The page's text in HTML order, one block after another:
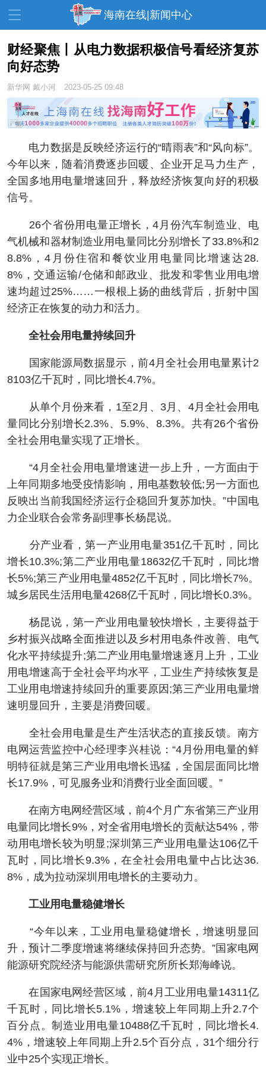
海南在线|新闻中心
资讯中心
文体 消费
教育 健康 房产
家装 交通 美食
生活 演出 活动
展会
天涯企服
财经聚焦丨从电力数据积极信号看经济复苏
向好态势
新华网 戴小河 2023-05-25 09:48
电力数据是反映经济运行的“晴雨表”和“风向标”。
今年以来，随着消费逐步回暖、企业开足马力生产，
全国多地用电量增速回升，释放经济恢复向好的积极
信号。
26个省份用电量正增长，4月份汽车制造业、电
气机械和器材制造业用电量同比分别增长了33.8%和2
8.8%，4月份住宿和餐饮业用电量同比增速达28.
8%，交通运输/仓储和邮政业、批发和零售业用电增
速均超过25%……一根根上扬的曲线背后，折射中国
经济正在恢复的动力和活力。
全社会用电量持续回升
国家能源局数据显示，前4月全社会用电量累计2
8103亿千瓦时，同比增长4.7%。
从单个月份来看，1至2月、3月、4月全社会用电
量同比分别增长2.3%、5.9%、8.3%。共有26个省份
全社会用电量实现了正增长。
“4月全社会用电量增速进一步上升，一方面由于
上年同期多地受疫情影响，用电基数较低;另一方面也
反映出当前我国经济运行企稳回升复苏加快。”中国电
力企业联合会常务副理事长杨昆说。
分产业看，第一产业用电量351亿千瓦时，同比
增长10.3%;第二产业用电量18632亿千瓦时，同比增
长5%;第三产业用电量4852亿千瓦时，同比增长7%。
城乡居民生活用电量4268亿千瓦时，同比增长0.3%。
杨昆说，第一产业用电量较快增长，主要得益于
乡村振兴战略全面推进以及乡村用电条件改善、电气
化水平持续提升;第二产业用电量增速逐月上升，工业
用电增速高于全社会平均水平，工业生产持续恢复是
工业用电增速持续回升的重要原因;第三产业用电量增
速明显回升，主要是消费回暖。
全社会用电量是生产生活状态的直接反馈。南方
电网运营监控中心经理李兴桂说：“4月份用电量的鲜
明特征就是第三产业用电增长迅猛，全国层面同比增
长17.9%，可见服务业和消费行业全面回暖。”
在南方电网经营区域，前4个月广东省第三产业用
电量同比增长9%，对全省用电增长的贡献达54%，带
动用电增长较为明显;深圳第三产业用电量达106亿千
瓦时，同比增长9.3%，在全社会用电量中占比达36.
8%，成为拉动深圳用电增长的主要动力。
工业用电量稳健增长
“今年以来，工业用电量稳健增长，增速明显回
升，预计二季度增速将继续保持回升态势。”国家电网
能源研究院经济与能源供需研究所所长郑海峰说。
在国家电网经营区域，前4月工业用电量14311亿
千瓦时，同比增长5.1%，增速较上年同期上升2.7个
百分点。制造业用电量10488亿千瓦时，同比增长4.
4%，增速较上年同期上升2.5个百分点，31个细分行
业中25个实现正增长。